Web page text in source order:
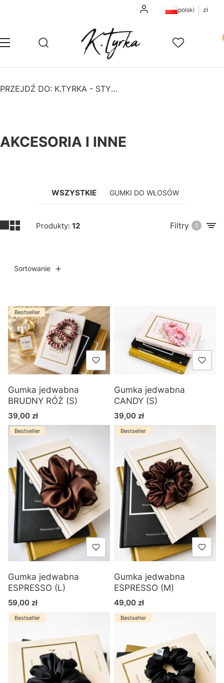
Zaloguj siępolski zł
Menu Otwórz wyszukiwarkę
Szukaj Ulubione
PRZEJDŹ DO: K.TYRKA - STYLOWE FARTUSZKI
AKCESORIA I INNE
WSZYSTKIE GUMKI DO WŁOSÓW
Produkty: 12 Filtry 0
Sortowanie
Lista produktów
Bestseller
Gumka jedwabna
BRUDNY RÓŻ (S)
Cena
39,00 zł
Gumka jedwabna
CANDY (S)
Cena
39,00 zł
Bestseller
Gumka jedwabna
ESPRESSO (L)
Cena
59,00 zł
Bestseller
Gumka jedwabna
ESPRESSO (M)
Cena
49,00 zł
Bestseller Bestseller